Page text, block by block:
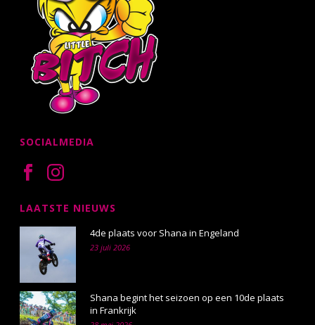
SOCIALMEDIA
LAATSTE NIEUWS
4de plaats voor Shana in Engeland
23 juli 2026
Shana begint het seizoen op een 10de plaats
in Frankrijk